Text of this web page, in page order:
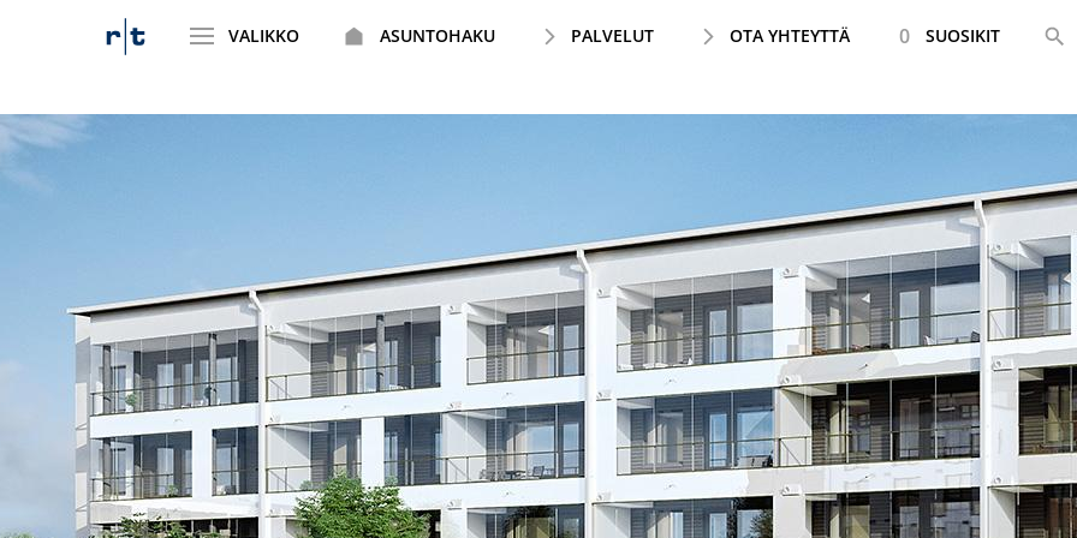
sisältöön
VALIKKO ASUNTOHAKU PALVELUT OTA YHTEYTTÄ 0 SUOSIKIT